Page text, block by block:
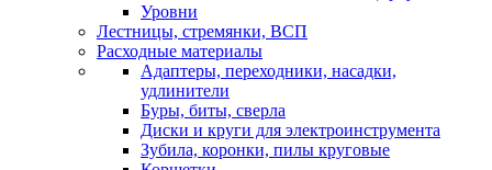
Уровни
Лестницы, стремянки, ВСП
Расходные материалы
Адаптеры, переходники, насадки,
удлинители
Буры, биты, сверла
Диски и круги для электроинструмента
Зубила, коронки, пилы круговые